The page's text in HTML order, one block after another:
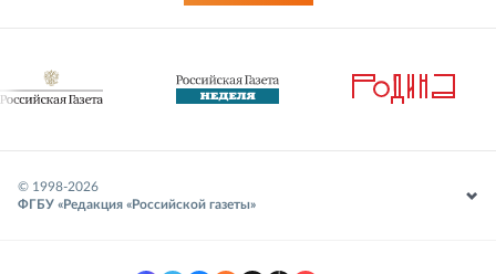
© 1998-2026
ФГБУ «Редакция «Российской газеты»